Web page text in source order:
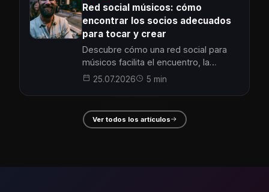
Red social músicos: cómo
encontrar los socios adecuados
para tocar y crear
Descubre cómo una red social para
músicos facilita el encuentro, la
colaboración y la creación musical
25.07.2026 5 min
Ver todos los artículos